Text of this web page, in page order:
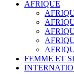
AFRIQUE
FEMME ET